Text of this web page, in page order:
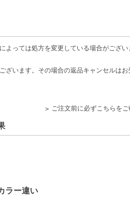
快適に保ちます。
せるための下地としても効果的です
っては処方を変更している場合がござい
います。その場合の返品キャンセルはお
ご注文前に必ずこちらをご
ラー違い